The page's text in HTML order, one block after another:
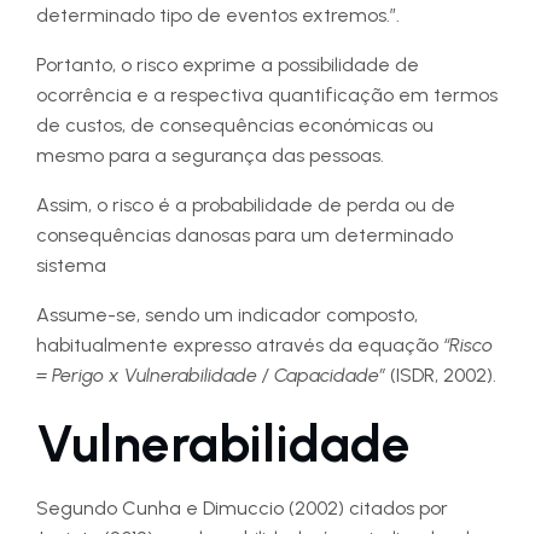
determinado tipo de eventos extremos.”.
Portanto, o risco exprime a possibilidade de
ocorrência e a respectiva quantificação em termos
de custos, de consequências económicas ou
mesmo para a segurança das pessoas.
Assim, o risco é a probabilidade de perda ou de
consequências danosas para um determinado
sistema
Assume-se, sendo um indicador composto,
habitualmente expresso através da equação “Risco
= Perigo x Vulnerabilidade / Capacidade” (ISDR, 2002).
Vulnerabilidade
Segundo Cunha e Dimuccio (2002) citados por